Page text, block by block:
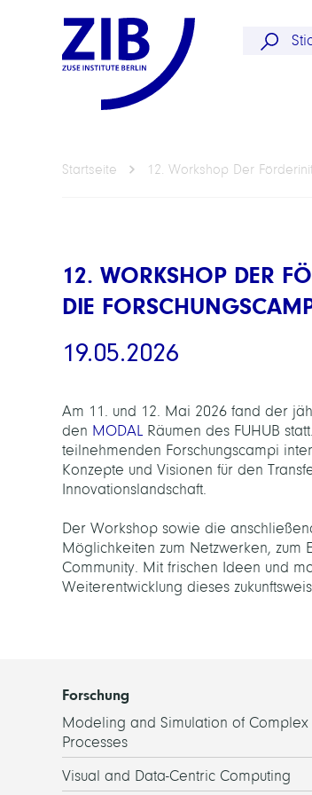
Startseite 12. Workshop Der
12. WORKSHOP DER
DIE
19.05.2026
Am 11. und 12. Mai 2026 fand der
den MODAL Räumen des FUHUB
teilnehmenden Forschungscampi
Konzepte und Visionen für den
Innovationslandschaft.
Der Workshop sowie die
Möglichkeiten zum Netzwerken, zum
Community. Mit frischen Ideen und
Weiterentwicklung dieses
Forschung
Modeling and Simulation of Complex
Processes
Visual and Data-Centric Computing